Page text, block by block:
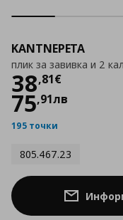
KANTNEPETA
плик за завивка и 2
38,81€
Цена
75,91лв
195 точки
805.467.23